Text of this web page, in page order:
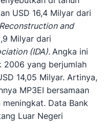
USD 16,4 Milyar dari
and
Milyar dari
(IDA).Angka ini
2006 yang berjumlah
14,05 Milyar. Artinya,
MP3EI bersamaan
Data Bank
Luar Negeri